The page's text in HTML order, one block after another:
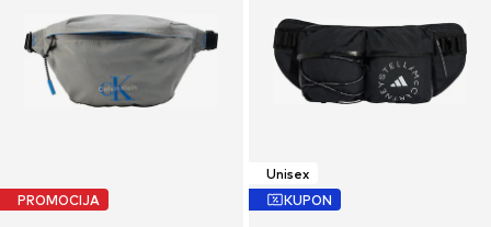
PROMOCIJA
Unisex
KUPON